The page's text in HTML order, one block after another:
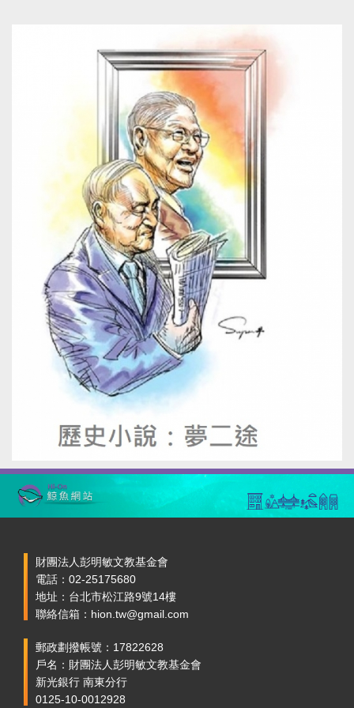
財團法人彭明敏文教基金會
電話：02-25175680
地址：台北市松江路9號14樓
聯絡信箱：hion.tw@gmail.com
郵政劃撥帳號：17822628
戶名：財團法人彭明敏文教基金會
新光銀行 南東分行
0125-10-0012928